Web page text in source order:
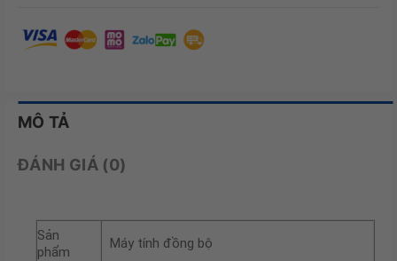
MÔ TẢ
ĐÁNH GIÁ (0)
Sản
phẩm
Máy tính đồng bộ